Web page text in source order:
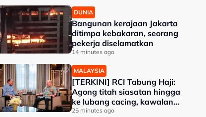
DUNIA
Bangunan kerajaan Jakarta
ditimpa kebakaran, seorang
pekerja diselamatkan
14 minutes ago
MALAYSIA
[TERKINI] RCI Tabung Haji:
Agong titah siasatan hingga
ke lubang cacing, kawalan
sempadan diperkukuh
25 minutes ago